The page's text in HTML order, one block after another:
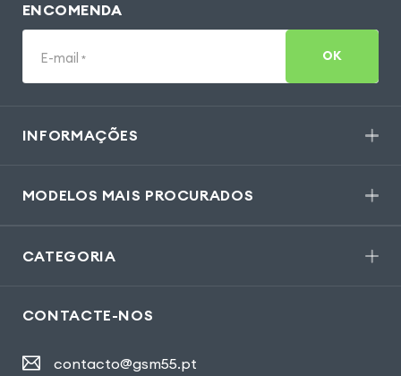
ENCOMENDA
E-mail * OK
INFORMAÇÕES
MODELOS MAIS PROCURADOS
CATEGORIA
CONTACTE-NOS
contacto@gsm55.pt